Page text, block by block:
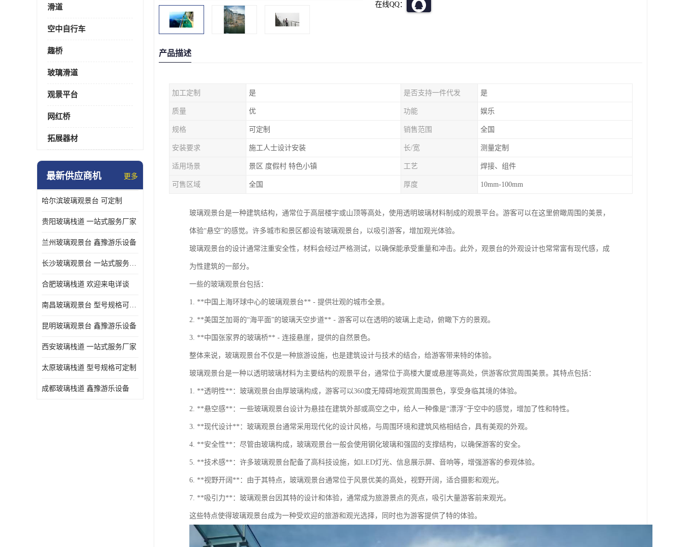
滑道
空中自行车
趣桥
玻璃滑道
观景平台
网红桥
拓展器材
最新供应商机 更多
哈尔滨玻璃观景台 可定制
贵阳玻璃栈道 一站式服务厂家
兰州玻璃观景台 鑫豫游乐设备
长沙玻璃观景台 一站式服务厂家
合肥玻璃栈道 欢迎来电详谈
南昌玻璃观景台 型号规格可定制
昆明玻璃观景台 鑫豫游乐设备
西安玻璃栈道 一站式服务厂家
太原玻璃栈道 型号规格可定制
成都玻璃栈道 鑫豫游乐设备
在线QQ：
产品描述
加工定制 是 是否支持一件代发 是
质量 优 功能 娱乐
规格 可定制 销售范围 全国
安装要求 施工人士设计安装 长/宽 测量定制
适用场景 景区 度假村 特色小镇 工艺 焊接、组件
可售区域 全国 厚度 10mm-100mm
玻璃观景台是一种建筑结构，通常位于高层楼宇或山顶等高处，使用透明玻璃材料制成的观景平台。游客可以在这里俯瞰周围的美景，
体验“悬空”的感觉。许多城市和景区都设有玻璃观景台，以吸引游客，增加观光体验。
玻璃观景台的设计通常注重安全性，材料会经过严格测试，以确保能承受重量和冲击。此外，观景台的外观设计也常常富有现代感，成
为性建筑的一部分。
一些的玻璃观景台包括：
1. **中国上海环球中心的玻璃观景台** - 提供壮观的城市全景。
2. **美国芝加哥的“海平面”的玻璃天空步道** - 游客可以在透明的玻璃上走动，俯瞰下方的景观。
3. **中国张家界的玻璃桥** - 连接悬崖，提供的自然景色。
整体来说，玻璃观景台不仅是一种旅游设施，也是建筑设计与技术的结合，给游客带来特的体验。
玻璃观景台是一种以透明玻璃材料为主要结构的观景平台，通常位于高楼大厦或悬崖等高处，供游客欣赏周围美景。其特点包括：
1. **透明性**：玻璃观景台由厚玻璃构成，游客可以360度无障碍地观赏周围景色，享受身临其境的体验。
2. **悬空感**：一些玻璃观景台设计为悬挂在建筑外部或高空之中，给人一种像是“漂浮”于空中的感觉，增加了性和特性。
3. **现代设计**：玻璃观景台通常采用现代化的设计风格，与周围环境和建筑风格相结合，具有美观的外观。
4. **安全性**：尽管由玻璃构成，玻璃观景台一般会使用钢化玻璃和强固的支撑结构，以确保游客的安全。
5. **技术感**：许多玻璃观景台配备了高科技设施，如LED灯光、信息展示屏、音响等，增强游客的参观体验。
6. **视野开阔**：由于其特点，玻璃观景台通常位于风景优美的高处，视野开阔，适合摄影和观光。
7. **吸引力**：玻璃观景台因其特的设计和体验，通常成为旅游景点的亮点，吸引大量游客前来观光。
这些特点使得玻璃观景台成为一种受欢迎的旅游和观光选择，同时也为游客提供了特的体验。